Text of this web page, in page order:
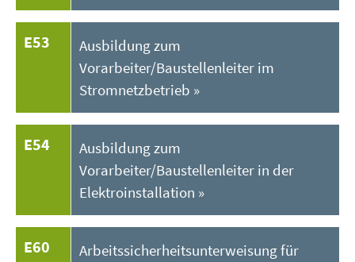
E53
Ausbildung zum
Vorarbeiter/Baustellenleiter im
Stromnetzbetrieb
E54
Ausbildung zum
Vorarbeiter/Baustellenleiter in der
Elektroinstallation
E60
Arbeitssicherheitsunterweisung für